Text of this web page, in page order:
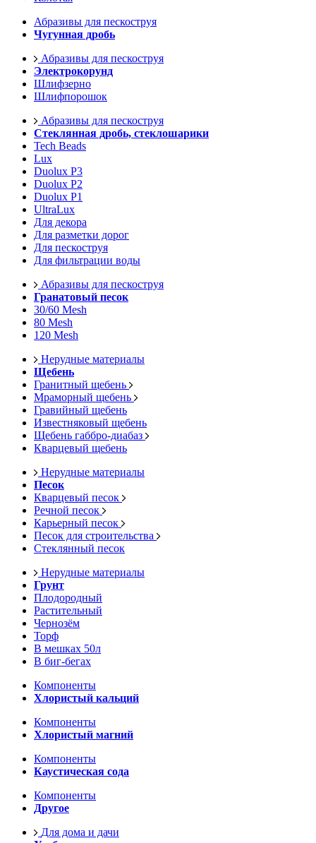
Абразивы для пескоструя
Чугунная дробь
Абразивы для пескоструя
Электрокорунд
Шлифзерно
Шлифпорошок
Абразивы для пескоструя
Стеклянная дробь, стеклошарики
Tech Beads
Lux
Duolux P3
Duolux P2
Duolux P1
UltraLux
Для декора
Для разметки дорог
Для пескоструя
Для фильтрации воды
Абразивы для пескоструя
Гранатовый песок
30/60 Mesh
80 Mesh
120 Mesh
Нерудные материалы
Щебень
Гранитный щебень
Мраморный щебень
Гравийный щебень
Известняковый щебень
Щебень габбро-диабаз
Кварцевый щебень
Нерудные материалы
Песок
Кварцевый песок
Речной песок
Карьерный песок
Песок для строительства
Стеклянный песок
Нерудные материалы
Грунт
Плодородный
Растительный
Чернозём
Торф
В мешках 50л
В биг-бегах
Компоненты
Хлористый кальций
Компоненты
Хлористый магний
Компоненты
Каустическая сода
Компоненты
Другое
Для дома и дачи